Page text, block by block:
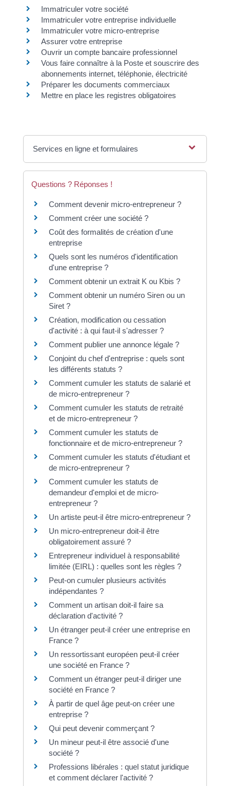
Immatriculer votre société
Immatriculer votre entreprise individuelle
Immatriculer votre micro-entreprise
Assurer votre entreprise
Ouvrir un compte bancaire professionnel
Vous faire connaître à la Poste et souscrire des
abonnements internet, téléphonie, électricité
Préparer les documents commerciaux
Mettre en place les registres obligatoires
Services en ligne et formulaires
Questions ? Réponses !
Comment devenir micro-entrepreneur ?
Comment créer une société ?
Coût des formalités de création d'une
entreprise
Quels sont les numéros d'identification
d'une entreprise ?
Comment obtenir un extrait K ou Kbis ?
Comment obtenir un numéro Siren ou un
Siret ?
Création, modification ou cessation
d'activité : à qui faut-il s'adresser ?
Comment publier une annonce légale ?
Conjoint du chef d'entreprise : quels sont
les différents statuts ?
Comment cumuler les statuts de salarié et
de micro-entrepreneur ?
Comment cumuler les statuts de retraité
et de micro-entrepreneur ?
Comment cumuler les statuts de
fonctionnaire et de micro-entrepreneur ?
Comment cumuler les statuts d'étudiant et
de micro-entrepreneur ?
Comment cumuler les statuts de
demandeur d'emploi et de micro-
entrepreneur ?
Un artiste peut-il être micro-entrepreneur ?
Un micro-entrepreneur doit-il être
obligatoirement assuré ?
Entrepreneur individuel à responsabilité
limitée (EIRL) : quelles sont les règles ?
Peut-on cumuler plusieurs activités
indépendantes ?
Comment un artisan doit-il faire sa
déclaration d'activité ?
Un étranger peut-il créer une entreprise en
France ?
Un ressortissant européen peut-il créer
une société en France ?
Comment un étranger peut-il diriger une
société en France ?
À partir de quel âge peut-on créer une
entreprise ?
Qui peut devenir commerçant ?
Un mineur peut-il être associé d'une
société ?
Professions libérales : quel statut juridique
et comment déclarer l'activité ?